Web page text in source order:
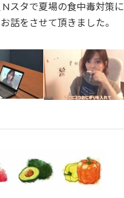
Nスタで夏場の食中毒対策に
話をさせて頂きました。